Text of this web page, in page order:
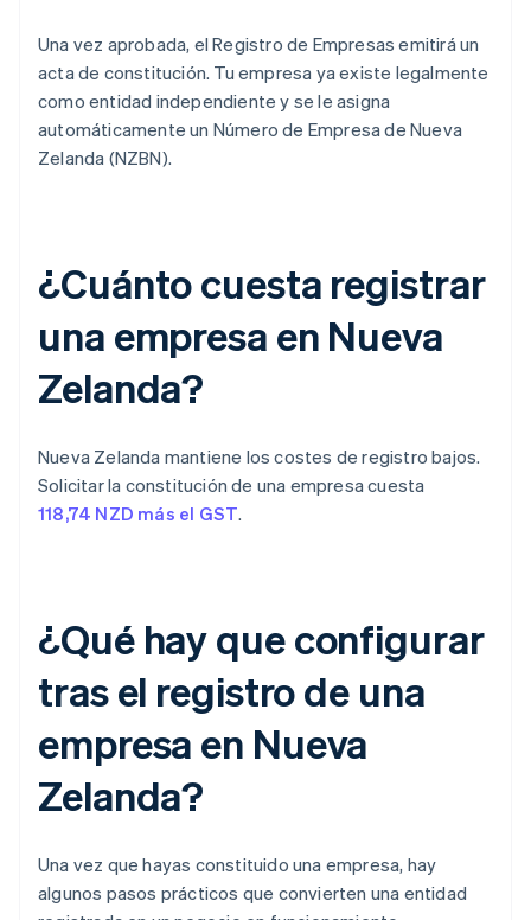
Una vez aprobada, el Registro de Empresas emitirá un
acta de constitución. Tu empresa ya existe legalmente
como entidad independiente y se le asigna
automáticamente un Número de Empresa de Nueva
Zelanda (NZBN).
¿Cuánto cuesta registrar
una empresa en Nueva
Zelanda?
Nueva Zelanda mantiene los costes de registro bajos.
Solicitar la constitución de una empresa cuesta
118,74 NZD más el GST.
¿Qué hay que configurar
tras el registro de una
empresa en Nueva
Zelanda?
Una vez que hayas constituido una empresa, hay
algunos pasos prácticos que convierten una entidad